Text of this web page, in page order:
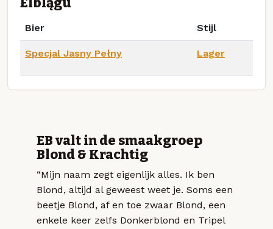
Bier Stijl
Specjal Jasny Pełny Lager
EB valt in de smaakgroep
Blond & Krachtig
“Mijn naam zegt eigenlijk alles. Ik ben
Blond, altijd al geweest weet je. Soms een
beetje Blond, af en toe zwaar Blond, een
enkele keer zelfs Donkerblond en Tripel